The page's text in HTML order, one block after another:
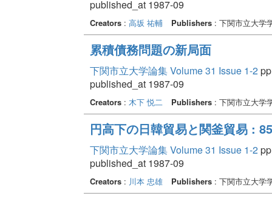
published_at 1987-09
Creators: 高坂 祐輔 Publishers: 下関市立大学
累積債務問題の新局面
下関市立大学論集 Volume 31 Issue 1-2
published_at 1987-09
Creators: 木下 悦二 Publishers: 下関市立大学
円高下の日韓貿易と関釜貿易 :
下関市立大学論集 Volume 31 Issue 1-2
published_at 1987-09
Creators: 川本 忠雄 Publishers: 下関市立大学